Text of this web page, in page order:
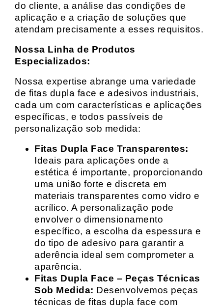
do cliente, a análise das condições de
aplicação e a criação de soluções que
atendam precisamente a esses requisitos.
Nossa Linha de Produtos
Especializados:
Nossa expertise abrange uma variedade
de fitas dupla face e adesivos industriais,
cada um com características e aplicações
específicas, e todos passíveis de
personalização sob medida:
Fitas Dupla Face Transparentes:
Ideais para aplicações onde a
estética é importante, proporcionando
uma união forte e discreta em
materiais transparentes como vidro e
acrílico. A personalização pode
envolver o dimensionamento
específico, a escolha da espessura e
do tipo de adesivo para garantir a
aderência ideal sem comprometer a
aparência.
Fitas Dupla Face – Peças Técnicas
Sob Medida: Desenvolvemos peças
técnicas de fitas dupla face com